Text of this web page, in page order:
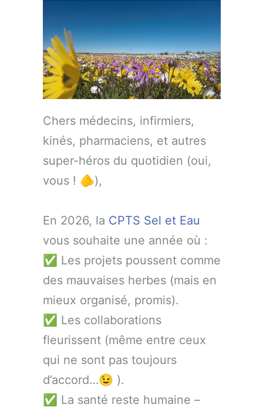
Chers médecins, infirmiers,
kinés, pharmaciens, et autres
super-héros du quotidien (oui,
vous ! 🫵),
En 2026, la CPTS Sel et Eau
vous souhaite une année où :
✅ Les projets poussent comme
des mauvaises herbes (mais en
mieux organisé, promis).
✅ Les collaborations
fleurissent (même entre ceux
qui ne sont pas toujours
d’accord…😉 ).
✅ La santé reste humaine –